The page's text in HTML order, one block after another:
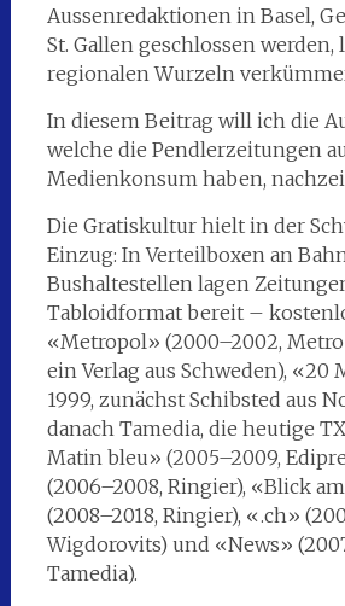
Aussenredaktionen in Basel,
St. Gallen geschlossen werden,
regionalen Wurzeln
In diesem Beitrag will ich die
welche die Pendlerzeitungen
Medienkonsum haben,
Die Gratiskultur hielt in der
Einzug: In Verteilboxen an
Bushaltestellen lagen
Tabloidformat bereit –
«Metropol» (2000–2002,
ein Verlag aus Schweden), «20
1999, zunächst Schibsted aus
danach Tamedia, die heutige
Matin bleu» (2005–2009,
(2006–2008, Ringier), «Blick
(2008–2018, Ringier), «.ch»
Wigdorovits) und «News»
Tamedia).